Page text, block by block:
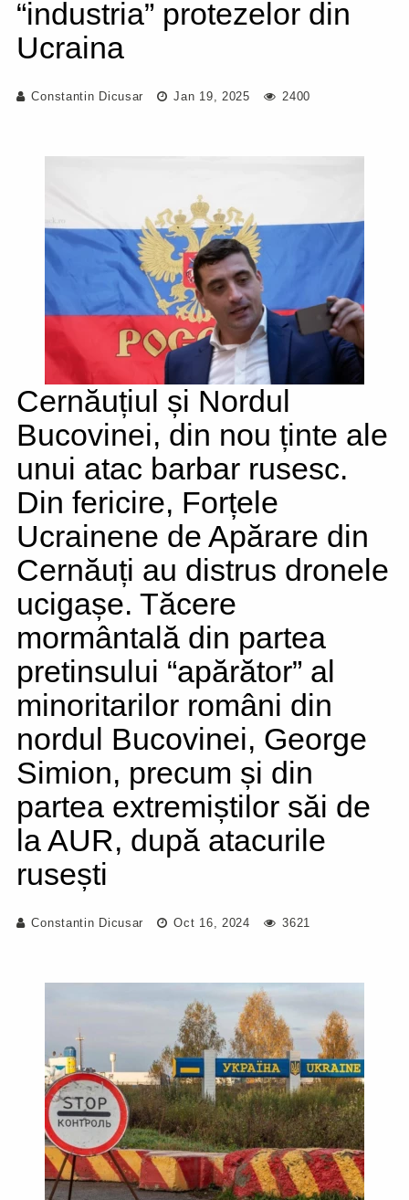
“industria” protezelor din
Ucraina
Constantin Dicusar Jan 19, 2025 2400
Cernăuțiul și Nordul
Bucovinei, din nou ținte ale
unui atac barbar rusesc.
Din fericire, Forțele
Ucrainene de Apărare din
Cernăuți au distrus dronele
ucigașe. Tăcere
mormântală din partea
pretinsului “apărător” al
minoritarilor români din
nordul Bucovinei, George
Simion, precum și din
partea extremiștilor săi de
la AUR, după atacurile
rusești
Constantin Dicusar Oct 16, 2024 3621